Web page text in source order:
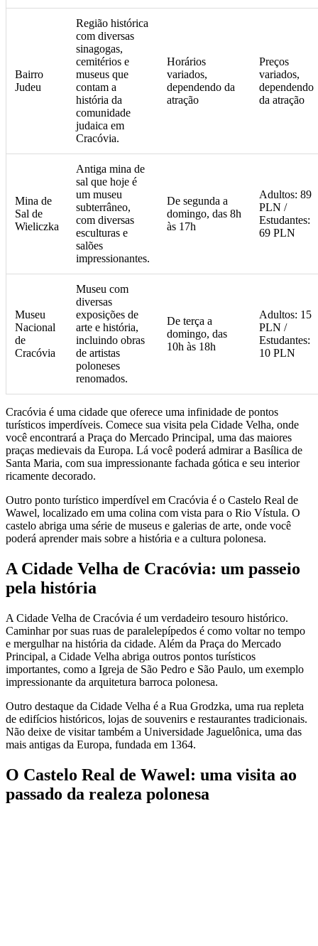
Bairro
Judeu
Região histórica
com diversas
sinagogas,
cemitérios e
museus que
contam a
história da
comunidade
judaica em
Cracóvia.
Horários
variados,
dependendo da
atração
Preços
variados,
dependendo
da atração
Mina de
Sal de
Wieliczka
Antiga mina de
sal que hoje é
um museu
subterrâneo,
com diversas
esculturas e
salões
impressionantes.
De segunda a
domingo, das 8h
às 17h
Adultos: 89
PLN /
Estudantes:
69 PLN
Museu
Nacional
de
Cracóvia
Museu com
diversas
exposições de
arte e história,
incluindo obras
de artistas
poloneses
renomados.
De terça a
domingo, das
10h às 18h
Adultos: 15
PLN /
Estudantes:
10 PLN
Cracóvia é uma cidade que oferece uma infinidade de pontos
turísticos imperdíveis. Comece sua visita pela Cidade Velha, onde
você encontrará a Praça do Mercado Principal, uma das maiores
praças medievais da Europa. Lá você poderá admirar a Basílica de
Santa Maria, com sua impressionante fachada gótica e seu interior
ricamente decorado.
Outro ponto turístico imperdível em Cracóvia é o Castelo Real de
Wawel, localizado em uma colina com vista para o Rio Vístula. O
castelo abriga uma série de museus e galerias de arte, onde você
poderá aprender mais sobre a história e a cultura polonesa.
A Cidade Velha de Cracóvia: um passeio
pela história
A Cidade Velha de Cracóvia é um verdadeiro tesouro histórico.
Caminhar por suas ruas de paralelepípedos é como voltar no tempo
e mergulhar na história da cidade. Além da Praça do Mercado
Principal, a Cidade Velha abriga outros pontos turísticos
importantes, como a Igreja de São Pedro e São Paulo, um exemplo
impressionante da arquitetura barroca polonesa.
Outro destaque da Cidade Velha é a Rua Grodzka, uma rua repleta
de edifícios históricos, lojas de souvenirs e restaurantes tradicionais.
Não deixe de visitar também a Universidade Jaguelônica, uma das
mais antigas da Europa, fundada em 1364.
O Castelo Real de Wawel: uma visita ao
passado da realeza polonesa